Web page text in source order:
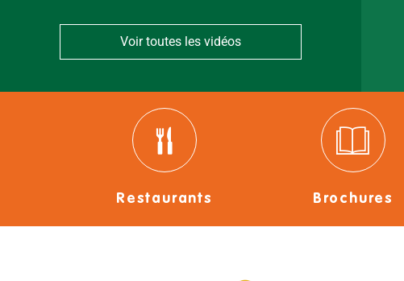
Voir toutes les vidéos
Restaurants Brochures